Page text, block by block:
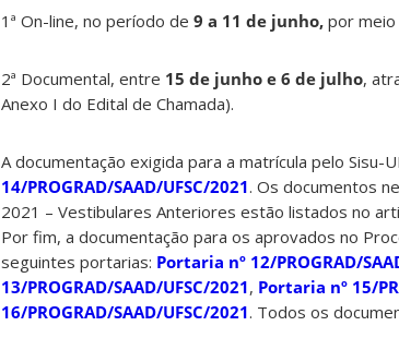
1ª On-line, no período de 9 a 11 de junho, por
2ª Documental, entre 15 de junho e 6 de julho,
Anexo I do Edital de Chamada).
A documentação exigida para a matrícula pelo Sisu-
14/PROGRAD/SAAD/UFSC/2021. Os documentos
2021 – Vestibulares Anteriores estão listados no
Por fim, a documentação para os aprovados no
seguintes portarias: Portaria nº 12/PROGRAD/
13/PROGRAD/SAAD/UFSC/2021, Portaria nº 15/
16/PROGRAD/SAAD/UFSC/2021. Todos os